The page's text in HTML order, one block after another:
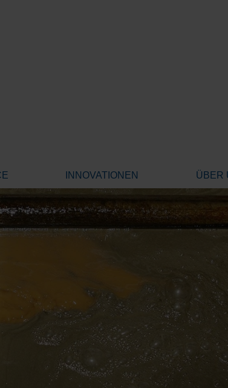
INNOVATIONEN ÜBER